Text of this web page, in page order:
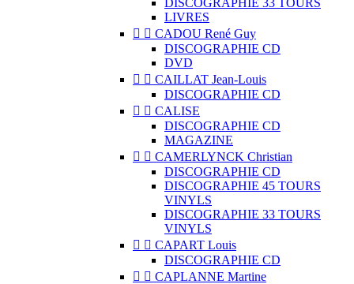
DISCOGRAPHIE 33 TOURS
LIVRES
  CADOU René Guy
DISCOGRAPHIE CD
DVD
  CAILLAT Jean-Louis
DISCOGRAPHIE CD
  CALISE
DISCOGRAPHIE CD
MAGAZINE
  CAMERLYNCK Christian
DISCOGRAPHIE CD
DISCOGRAPHIE 45 TOURS
VINYLS
DISCOGRAPHIE 33 TOURS
VINYLS
  CAPART Louis
DISCOGRAPHIE CD
  CAPLANNE Martine